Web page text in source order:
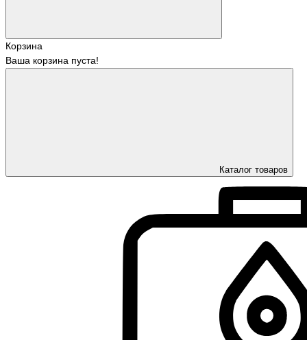
Корзина
Ваша корзина пуста!
Каталог товаров